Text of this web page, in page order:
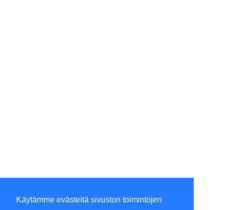
Käytämme evästeitä sivuston toimintojen